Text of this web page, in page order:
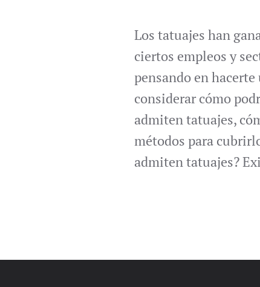
Los tatuajes han
ciertos empleos y
pensando en
considerar cómo
admiten tatuajes,
métodos para
admiten tatuajes?